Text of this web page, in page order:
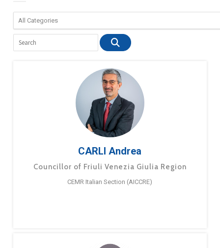
CARLI Andrea
Councillor of Friuli Venezia Giulia Region
CEMR Italian Section (AICCRE)